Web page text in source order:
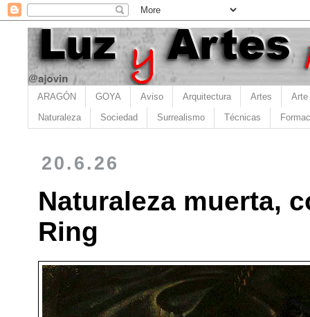
ARAGÓN GOYA Aviso Arquitectura Artes Arte
Naturaleza Sociedad Surrealismo Técnicas
20.6.26
Naturaleza muerta,
Ring